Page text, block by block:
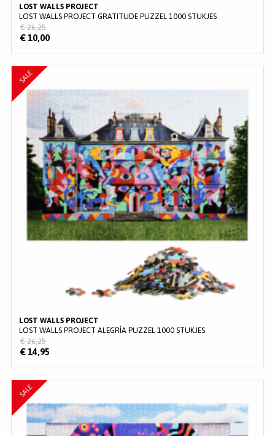
LOST WALLS PROJECT
LOST WALLS PROJECT GRATITUDE PUZZEL 1000 STUKJES
€ 10,00
€ 26,25
LOST WALLS PROJECT
LOST WALLS PROJECT ALEGRÍA PUZZEL 1000 STUKJES
SALE
€ 14,95
€ 26,25
SALE